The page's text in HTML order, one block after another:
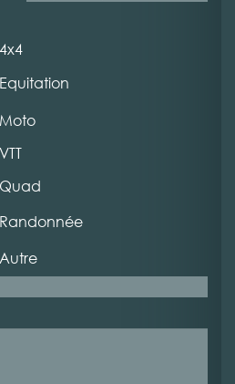
4x4
Equitation
Moto
VTT
Quad
Randonnée
Autre